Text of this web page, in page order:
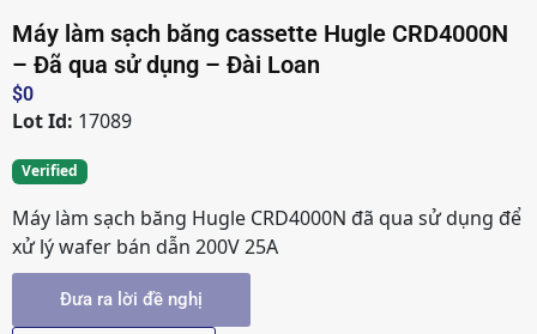
Máy làm sạch băng cassette Hugle CRD4000N
– Đã qua sử dụng – Đài Loan
$0
Máy làm sạch băng Hugle CRD4000N đã qua sử dụng để
xử lý wafer bán dẫn 200V 25A
Đưa ra lời đề nghị